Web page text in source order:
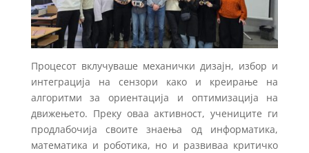
Процесот вклучуваше механички дизајн, избор и
интеграција на сензори како и креирање на
алгоритми за ориентација и оптимизација на
движењето. Преку оваа активност, учениците ги
продлабочија своите знаења од информатика,
математика и роботика, но и развиваа критичко